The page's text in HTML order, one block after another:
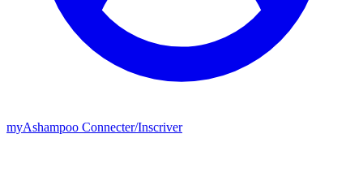
myAshampoo Connecter/Inscriver